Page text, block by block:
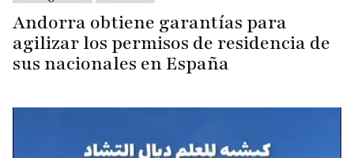
Andorra obtiene garantías para
agilizar los permisos de residencia de
sus nacionales en España